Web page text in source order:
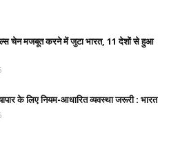
चेन मजबूत करने में जुटा भारत, 11 देशों से हुआ
के लिए नियम-आधारित व्यवस्था जरूरी : भारत